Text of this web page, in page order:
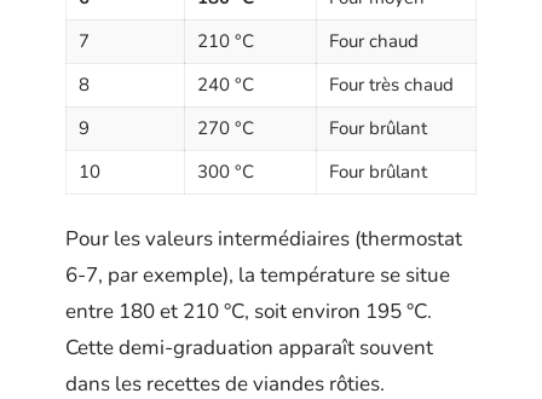
7
210 °C
Four chaud
8
240 °C
Four très chaud
9
270 °C
Four brûlant
10
300 °C Four brûlant
Pour les valeurs intermédiaires (thermostat
6-7, par exemple), la température se situe
entre 180 et 210 °C, soit environ 195 °C.
Cette demi-graduation apparaît souvent
dans les recettes de viandes rôties.